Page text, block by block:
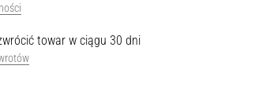
towar w ciągu 30 dni